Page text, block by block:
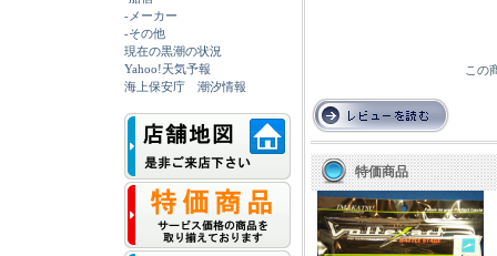
-メーカー
-その他
現在の黒潮の状況
Yahoo!天気予報
海上保安庁 潮汐情報
この
特価商品